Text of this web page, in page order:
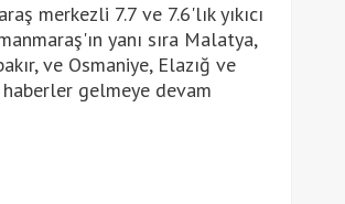
merkezli 7.7 ve 7.6'lık yıkıcı
yanı sıra Malatya,
ve Osmaniye, Elazığ ve
gelmeye devam